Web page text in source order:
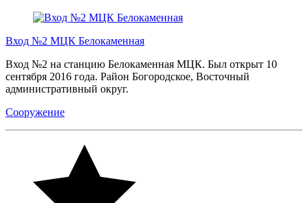
Вход №2 МЦК Белокаменная
Вход №2 на станцию Белокаменная МЦК. Был открыт 10
сентября 2016 года. Район Богородское, Восточный
административный округ.
Сооружение